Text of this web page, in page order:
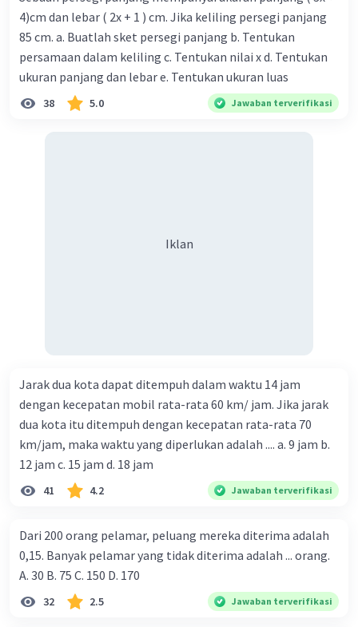
4)cm dan lebar ( 2x + 1 ) cm. Jika keliling persegi panjang
85 cm. a. Buatlah sket persegi panjang b. Tentukan
persamaan dalam keliling c. Tentukan nilai x d. Tentukan
ukuran panjang dan lebar e. Tentukan ukuran luas
38 5.0 Jawaban terverifikasi
Iklan
Jarak dua kota dapat ditempuh dalam waktu 14 jam
dengan kecepatan mobil rata-rata 60 km/ jam. Jika jarak
dua kota itu ditempuh dengan kecepatan rata-rata 70
km/jam, maka waktu yang diperlukan adalah .... a. 9 jam b.
12 jam c. 15 jam d. 18 jam
41 4.2 Jawaban terverifikasi
Dari 200 orang pelamar, peluang mereka diterima adalah
0,15. Banyak pelamar yang tidak diterima adalah ... orang.
A. 30 B. 75 C. 150 D. 170
32 2.5 Jawaban terverifikasi